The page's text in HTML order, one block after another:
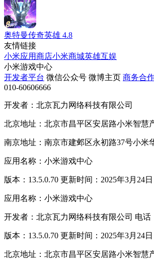
奥特曼传奇英雄 4.8
友情链接
小米应用商店小米商城英雄互娱
小米游戏中心
开发者平台 微信公众号 微博主页 商务合
010-60606666
开发者：北京瓦力网络科技有限公司
北京地址：北京市昌平区安居路小米智慧
南京地址：南京市建邺区永初路37号小米
应用名称：小米游戏中心
版本：13.5.0.70 更新时间：2025年3月24日
应用名称：小米游戏中心
开发者：北京瓦力网络科技有限公司 电话
版本：13.5.0.70 更新时间：2025年3月24日
北京地址：北京市昌平区安居路小米智慧